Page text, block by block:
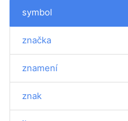
symbol
značka
znamení
znak